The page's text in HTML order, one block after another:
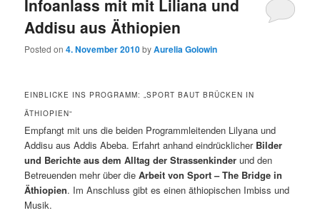
Infoanlass mit mit Liliana und
Addisu aus Äthiopien
Posted on4. November 2010byAurelia Golowin
EINBLICKE INS PROGRAMM: „SPORT BAUT BRÜCKEN IN
ÄTHIOPIEN“
Empfangt mit uns die beiden Programmleitenden Lilyana und
Addisu aus Addis Abeba. Erfahrt anhand eindrücklicher Bilder
und Berichte aus dem Alltag der Strassenkinder und den
Betreuenden mehr über dieArbeit von Sport – The Bridge in
Äthiopien. Im Anschluss gibt es einen äthiopischen Imbiss und
Musik.